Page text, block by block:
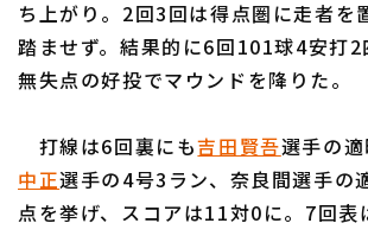
ち上がり。2回3回は得点圏に走者を
踏ませず。結果的に6回101球4安打
無失点の好投でマウンドを降りた。
打線は6回裏にも吉田賢吾選手の
中正選手の4号3ラン、奈良間選手の
点を挙げ、スコアは11対0に。7回表